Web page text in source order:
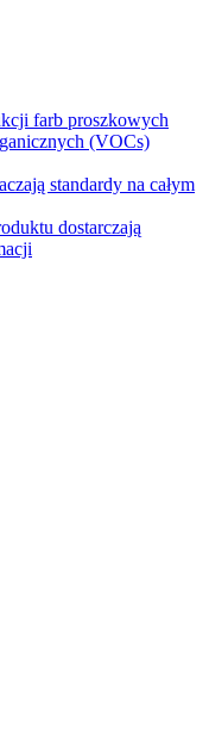
farb proszkowych
(VOCs)
standardy na całym
dostarczają